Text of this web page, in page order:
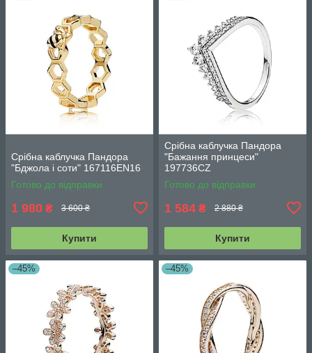
Срібна каблучка Пандора
"Бджола і соти" 167116EN16
Готово до відправки
1 980 ₴ 3 600 ₴
Купити
Срібна каблучка Пандора
"Бажання принцеси"
197736CZ
Готово до відправки
1 584 ₴ 2 880 ₴
Купити
–45% –45%